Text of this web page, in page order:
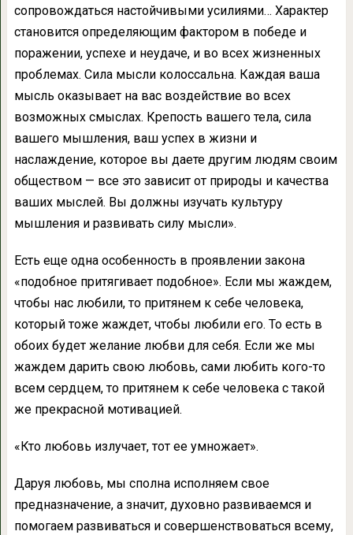
сопровождаться настойчивыми усилиями… Характер
становится определяющим фактором в победе и
поражении, успехе и неудаче, и во всех жизненных
проблемах. Сила мысли колоссальна. Каждая ваша
мысль оказывает на вас воздействие во всех
возможных смыслах. Крепость вашего тела, сила
вашего мышления, ваш успех в жизни и
наслаждение, которое вы даете другим людям своим
обществом — все это зависит от природы и качества
ваших мыслей. Вы должны изучать культуру
мышления и развивать силу мысли».
Есть еще одна особенность в проявлении закона
«подобное притягивает подобное». Если мы жаждем,
чтобы нас любили, то притянем к себе человека,
который тоже жаждет, чтобы любили его. То есть в
обоих будет желание любви для себя. Если же мы
жаждем дарить свою любовь, сами любить кого-то
всем сердцем, то притянем к себе человека с такой
же прекрасной мотивацией.
«Кто любовь излучает, тот ее умножает».
Даруя любовь, мы сполна исполняем свое
предназначение, а значит, духовно развиваемся и
помогаем развиваться и совершенствоваться всему,